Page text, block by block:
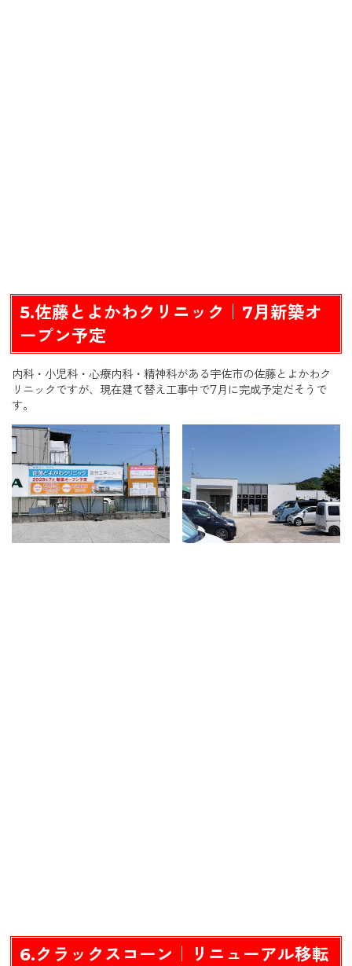
5.佐藤とよかわクリニック｜7月新築オ
ープン予定
内科・小児科・心療内科・精神科がある宇佐市の佐藤とよかわク
リニックですが、現在建て替え工事中で7月に完成予定だそうで
す。
6.クラックスコーン｜リニューアル移転